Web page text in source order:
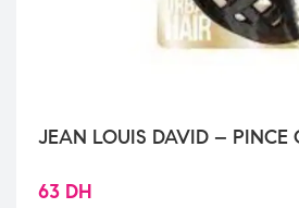
JEAN LOUIS DAVID – PINCE
63 DH